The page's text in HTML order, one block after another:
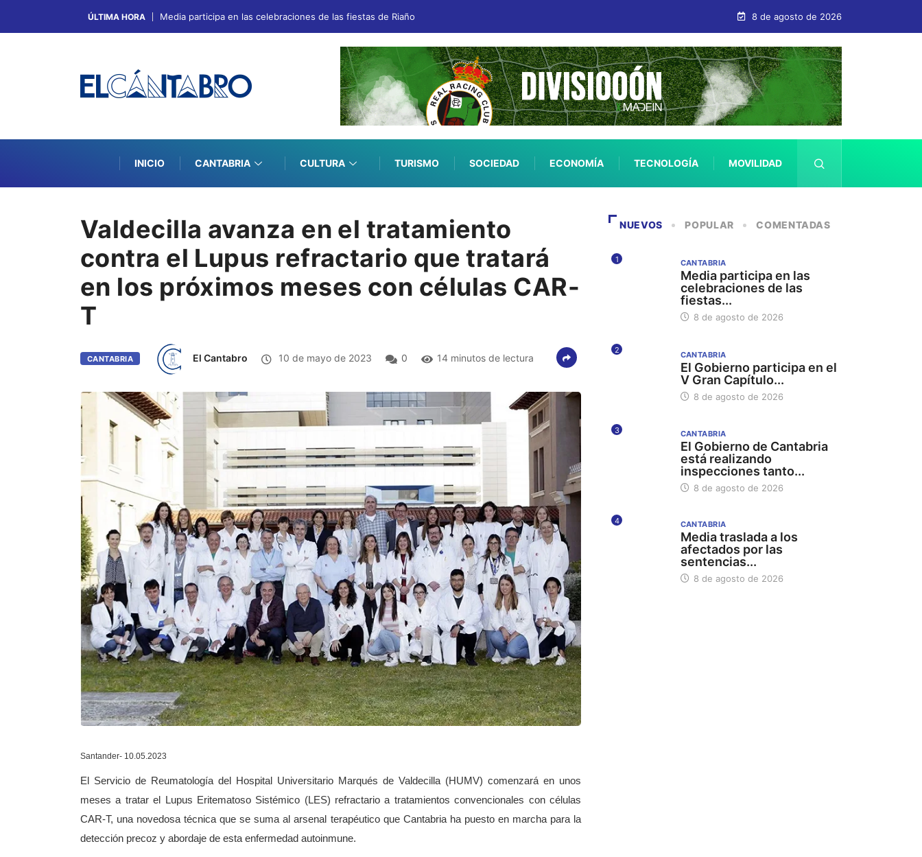
ÚLTIMA HORA Media participa en las celebraciones de las fiestas de Riaño 8 de agosto de 2026
INICIO CANTABRIA CULTURA TURISMO SOCIEDAD ECONOMÍA TECNOLOGÍA MOVILIDAD
Valdecilla avanza en el tratamiento
contra el Lupus refractario que tratará
en los próximos meses con células CAR-
T
CANTABRIA El Cantabro 10 de mayo de 2023 0 14 minutos de lectura
Santander- 10.05.2023
El Servicio de Reumatología del Hospital Universitario Marqués de Valdecilla (HUMV) comenzará en unos
meses a tratar el Lupus Eritematoso Sistémico (LES) refractario a tratamientos convencionales con células
CAR-T, una novedosa técnica que se suma al arsenal terapéutico que Cantabria ha puesto en marcha para la
detección precoz y abordaje de esta enfermedad autoinmune.
NUEVOS POPULAR COMENTADAS
1 CANTABRIA
Media participa en las
celebraciones de las
fiestas...
8 de agosto de 2026
2 CANTABRIA
El Gobierno participa en el
V Gran Capítulo...
8 de agosto de 2026
3 CANTABRIA
El Gobierno de Cantabria
está realizando
inspecciones tanto...
8 de agosto de 2026
4 CANTABRIA
Media traslada a los
afectados por las
sentencias...
8 de agosto de 2026